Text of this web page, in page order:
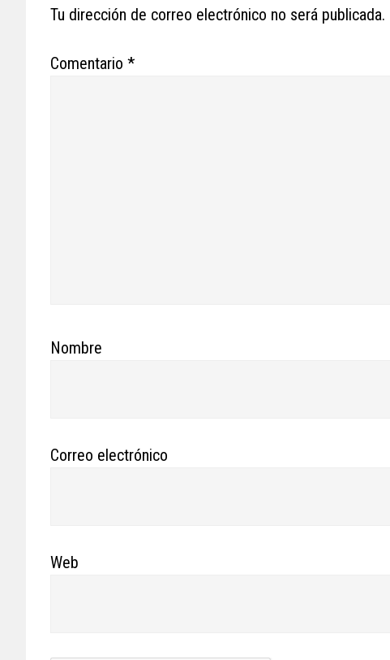
Tu dirección de correo electrónico no será publicada.
Comentario *
Nombre
Correo electrónico
Web